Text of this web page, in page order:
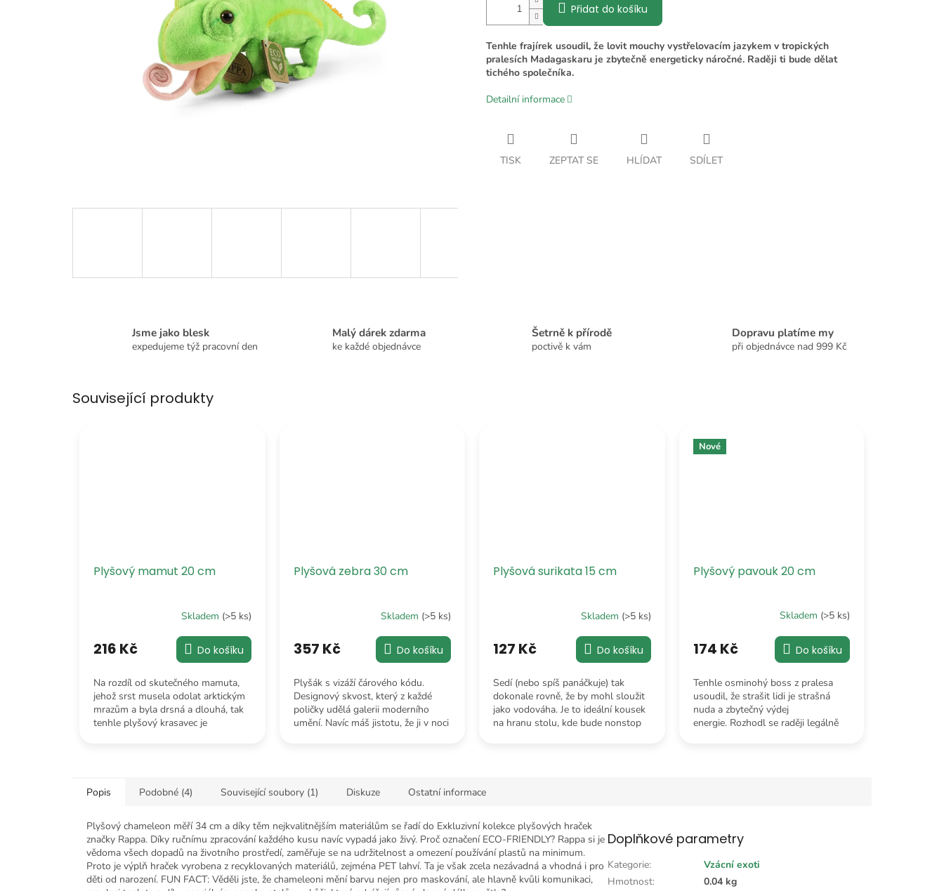
Přidat do košíku
Tenhle frajírek usoudil, že lovit mouchy vystřelovacím jazykem v tropických
pralesích Madagaskaru je zbytečně energeticky náročné. Raději ti bude dělat
tichého společníka.
Detailní informace
TISK ZEPTAT SE HLÍDAT SDÍLET
Jsme jako blesk
expedujeme týž pracovní den
Malý dárek zdarma
ke každé objednávce
Šetrně k přírodě
poctivě k vám
Dopravu platíme my
při objednávce nad 999 Kč
Související produkty
Plyšový mamut 20 cm
Skladem (>5 ks)
216 Kč Do košíku
Na rozdíl od skutečného mamuta,
jehož srst musela odolat arktickým
mrazům a byla drsná a dlouhá, tak
tenhle plyšový krasavec je
Plyšová zebra 30 cm
Skladem (>5 ks)
357 Kč Do košíku
Plyšák s vizáží čárového kódu.
Designový skvost, který z každé
poličky udělá galerii moderního
umění. Navíc máš jistotu, že ji v noci
Plyšová surikata 15 cm
Skladem (>5 ks)
127 Kč Do košíku
Sedí (nebo spíš panáčkuje) tak
dokonale rovně, že by mohl sloužit
jako vodováha. Je to ideální kousek
na hranu stolu, kde bude nonstop
Nové
Plyšový pavouk 20 cm
Skladem (>5 ks)
174 Kč Do košíku
Tenhle osminohý boss z pralesa
usoudil, že strašit lidi je strašná
nuda a zbytečný výdej
energie. Rozhodl se raději legálně
Popis Podobné (4) Související soubory (1) Diskuze Ostatní informace
Plyšový chameleon měří 34 cm a díky těm nejkvalitnějším materiálům se řadí do Exkluzivní kolekce plyšových hraček
značky Rappa. Díky ručnímu zpracování každého kusu navíc vypadá jako živý. Proč označení ECO-FRIENDLY? Rappa si je
vědoma všech dopadů na životního prostředí, zaměřuje se na udržitelnost a omezení používání plastů na minimum.
Proto je výplň hraček vyrobena z recyklovaných materiálů, zejména PET lahví. Ta je však zcela nezávadná a vhodná i pro
děti od narození. FUN FACT: Věděli jste, že chameleoni mění barvu nejen pro maskování, ale hlavně kvůli komunikaci,
Doplňkové parametry
Kategorie:
Vzácní exoti
Hmotnost:
0.04 kg